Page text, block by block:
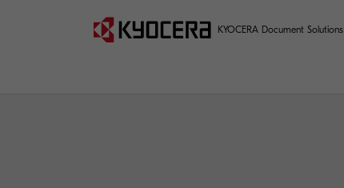
KYOCERA Document Solutions